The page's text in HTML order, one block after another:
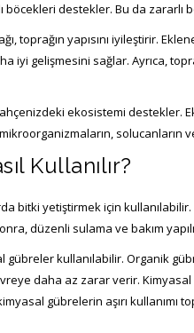
destekler. Bu da zararlı
toprağın yapısını iyileştirir.
iyi gelişmesini sağlar. Ayrıca,
ekosistemi destekler.
solucanların
Kullanılır?
bitki yetiştirmek için
düzenli sulama ve bakım
gübreler kullanılabilir. Organik
daha az zarar verir.
gübrelerin aşırı kullanımı